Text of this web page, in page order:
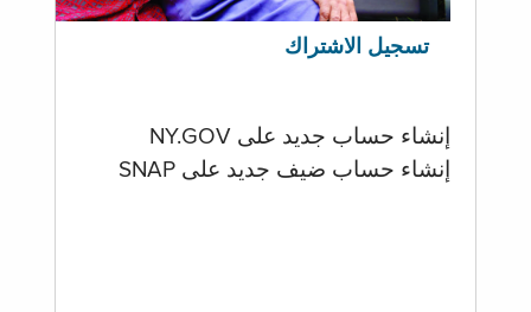
تسجيل الاشتراك
إنشاء حساب جديد على NY.GOV
إنشاء حساب ضيف جديد على SNAP